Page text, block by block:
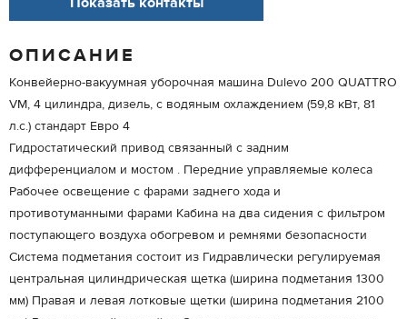
ОПИСАНИЕ
Конвейерно-вакуумная уборочная машина Dulevo 200 QUATTRO
VM, 4 цилиндра, дизель, с водяным охлаждением (59,8 кВт, 81
л.с.) стандарт Евро 4
Гидростатический привод связанный с задним
дифференциалом и мостом . Передние управляемые колеса
Рабочее освещение с фарами заднего хода и
противотуманными фарами Кабина на два сидения с фильтром
поступающего воздуха обогревом и ремнями безопасности
Система подметания состоит из Гидравлически регулируемая
центральная цилиндрическая щетка (ширина подметания 1300
мм) Правая и левая лотковые щетки (ширина подметания 2100